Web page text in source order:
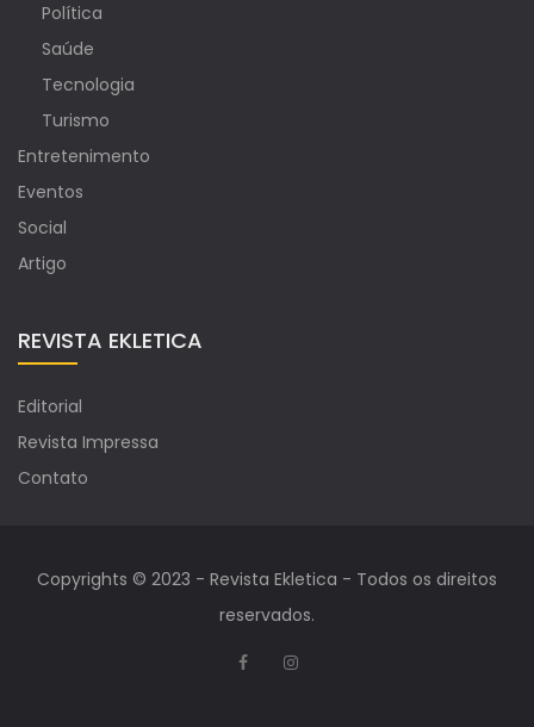
Política
Saúde
Tecnologia
Turismo
Entretenimento
Eventos
Social
Artigo
REVISTA EKLETICA
Editorial
Revista Impressa
Contato
Copyrights © 2023 - Revista Ekletica - Todos os direitos
reservados.